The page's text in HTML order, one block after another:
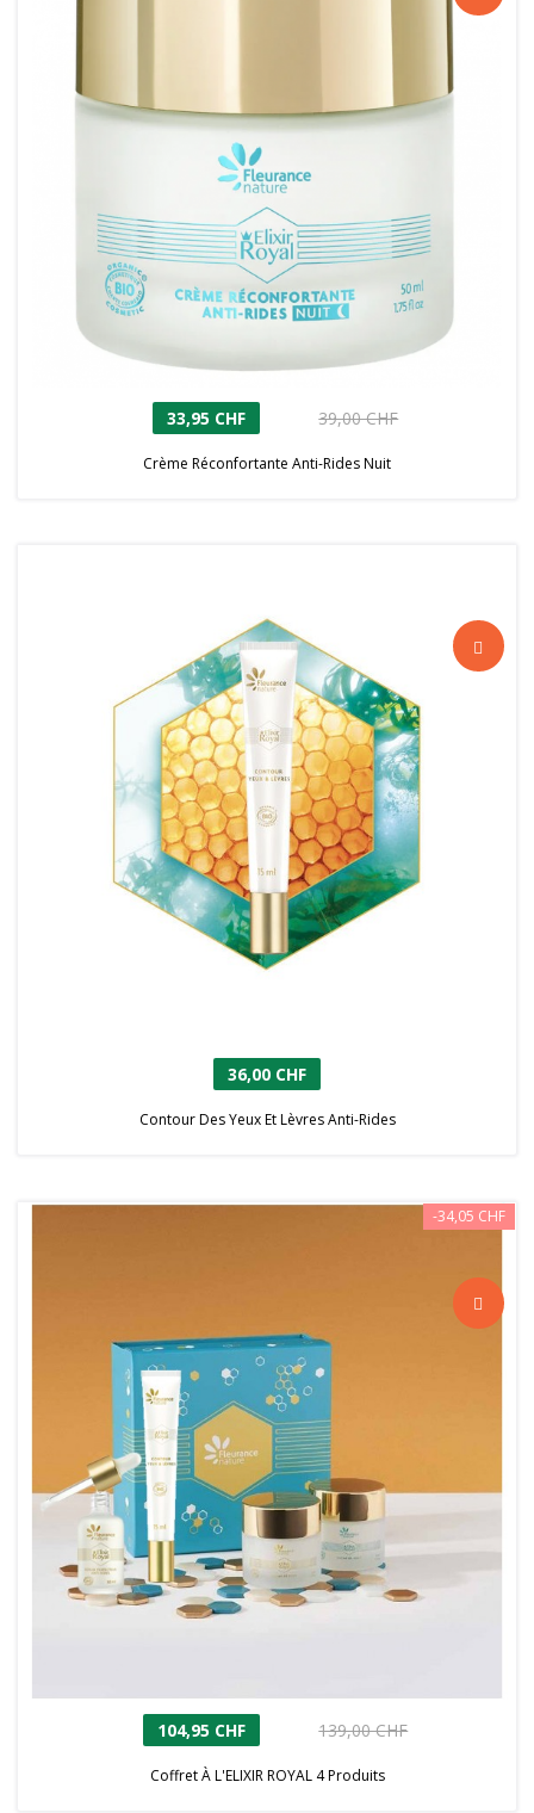
33,95 CHF 39,00 CHF
Crème Réconfortante Anti-Rides Nuit
36,00 CHF
Contour Des Yeux Et Lèvres Anti-Rides
-34,05 CHF
104,95 CHF 139,00 CHF
Coffret À L'ELIXIR ROYAL 4 Produits